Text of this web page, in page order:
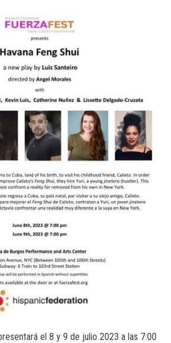
el 8 y 9 de julio 2023 a las 7:00